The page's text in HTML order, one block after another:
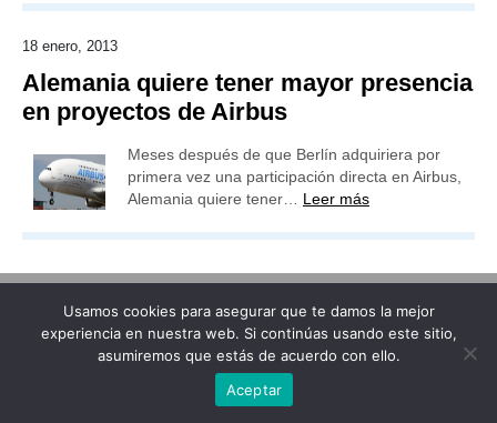
18 enero, 2013
Alemania quiere tener mayor presencia
en proyectos de Airbus
Meses después de que Berlín adquiriera por
primera vez una participación directa en Airbus,
Alemania quiere tener… Leer más
Usamos cookies para asegurar que te damos la mejor
experiencia en nuestra web. Si continúas usando este sitio,
asumiremos que estás de acuerdo con ello.
Aceptar
Publicidad Redacción Contacto
Advertencia legal
Todos los derechos reservados
Grupo Preferente